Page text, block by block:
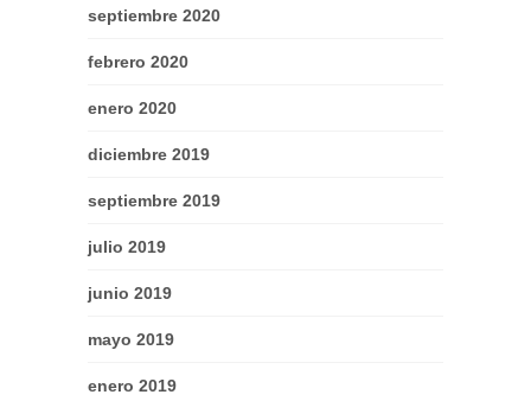
septiembre 2020
febrero 2020
enero 2020
diciembre 2019
septiembre 2019
julio 2019
junio 2019
mayo 2019
enero 2019